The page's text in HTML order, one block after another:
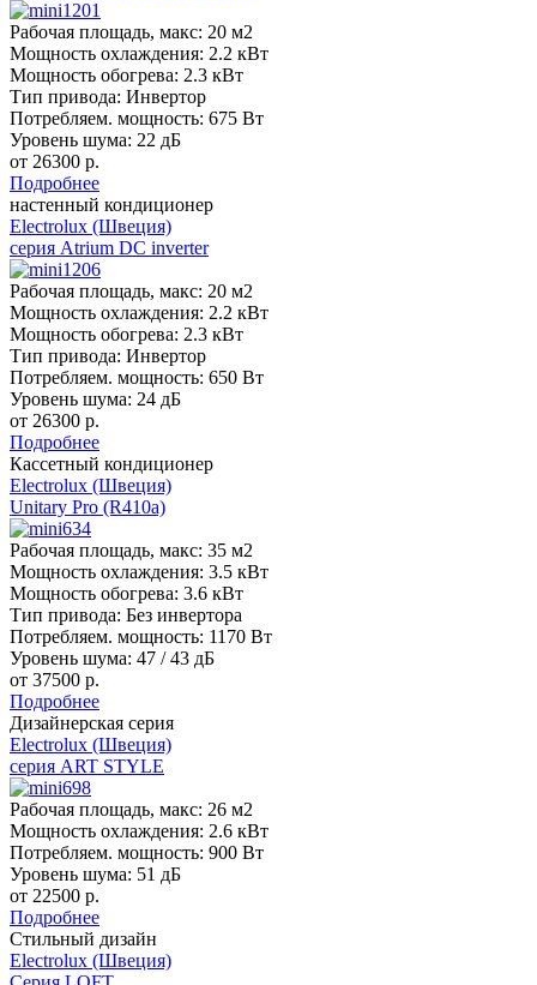
Рабочая площадь, макс: 20 м2
Мощность охлаждения: 2.2 кВт
Мощность обогрева: 2.3 кВт
Тип привода: Инвертор
Потребляем. мощность: 675 Вт
Уровень шума: 22 дБ
от 26300 р.
Подробнее
настенный кондиционер
Electrolux (Швеция)
серия Atrium DC inverter
Рабочая площадь, макс: 20 м2
Мощность охлаждения: 2.2 кВт
Мощность обогрева: 2.3 кВт
Тип привода: Инвертор
Потребляем. мощность: 650 Вт
Уровень шума: 24 дБ
от 26300 р.
Подробнее
Кассетный кондиционер
Electrolux (Швеция)
Unitary Pro (R410a)
Рабочая площадь, макс: 35 м2
Мощность охлаждения: 3.5 кВт
Мощность обогрева: 3.6 кВт
Тип привода: Без инвертора
Потребляем. мощность: 1170 Вт
Уровень шума: 47 / 43 дБ
от 37500 р.
Подробнее
Дизайнерская серия
Electrolux (Швеция)
серия ART STYLE
Рабочая площадь, макс: 26 м2
Мощность охлаждения: 2.6 кВт
Потребляем. мощность: 900 Вт
Уровень шума: 51 дБ
от 22500 р.
Подробнее
Стильный дизайн
Electrolux (Швеция)